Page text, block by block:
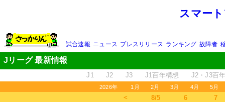
スマー
試合速報 ニュース プレスリリース ランキング 故障者
Jリーグ 最新情報
J1 J2 J3 J1百年構想 J2・J3百
2026年 1月 2月 3月 4月 5月
＜ 8/5 6 7